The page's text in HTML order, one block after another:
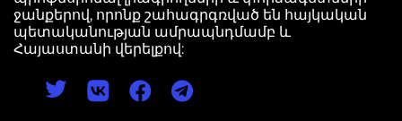
ջանքերով, որոնք շահագրգռված են հայկական
պետականության ամրապնդմամբ և
Հայաստանի վերելքով: